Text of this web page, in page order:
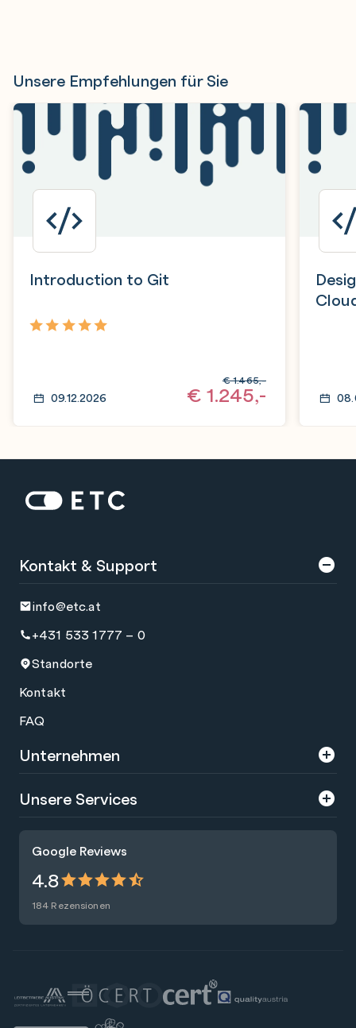
Unsere Empfehlungen für Sie
Introduction to Git
09.12.2026 € 1.245,-
€1.465,-
Startseite: ETC
Google Reviews
4.8
184 Rezensionen
Kontakt & Support
info@etc.at
+431 533 1777 – 0
Standorte
Kontakt
FAQ
Unternehmen
Über uns
Presse
Nachhaltigkeit
Blog
Unsere Services
Raummiete